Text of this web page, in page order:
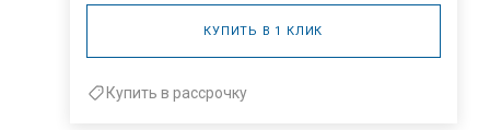
КУПИТЬ В 1 КЛИК
Купить в рассрочку